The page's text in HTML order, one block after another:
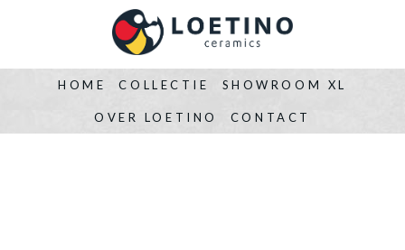
HOME COLLECTIE SHOWROOM XL
OVER LOETINO CONTACT